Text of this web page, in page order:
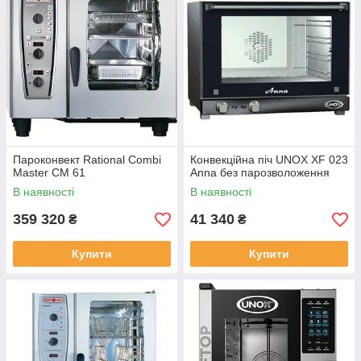
Пароконвект Rational Combi
Master CM 61
В наявності
359 320 ₴
Купити
Конвекційна піч UNOX XF 023
Anna без парозволоження
В наявності
41 340 ₴
Купити